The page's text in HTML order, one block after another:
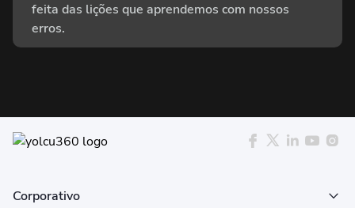
feita das lições que aprendemos com nossos
erros.
Corporativo